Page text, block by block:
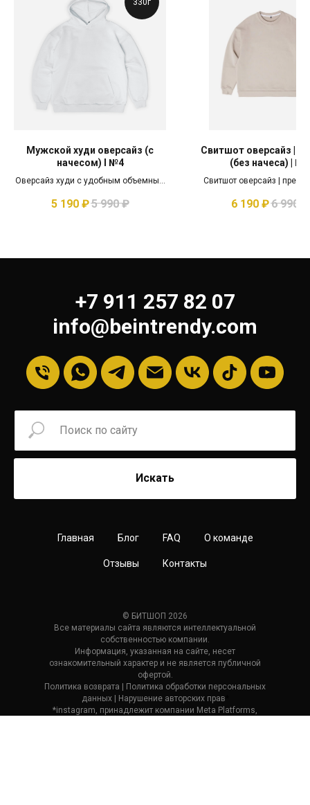
330г
Мужской худи оверсайз (c
начесом) I №4
Оверсайз худи с удобным объемным
5 190 ₽5 990 ₽
Свитшот оверсайз |
(без начеса) | №4
Свитшот оверсайз |
6 190 ₽6 990
+7 911 257 82 07
info@beintrendy.com
Искать
Главная Блог FAQ О команде
Отзывы Контакты
© БИТШОП 2026
Все материалы сайта являются интеллектуальной
собственностью компании.
Информация, указанная на сайте, несет
ознакомительный характер и не является публичной
офертой.
Политика возврата | Политика обработки персональных
данных | Нарушение авторских прав
*instagram, принадлежит компании Meta Platforms,